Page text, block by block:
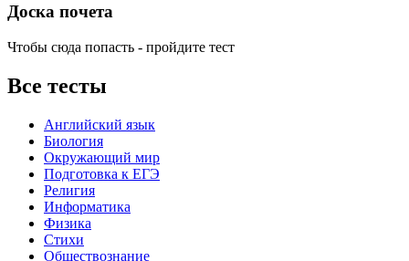
Доска почета
Чтобы сюда попасть - пройдите тест
Все тесты
Английский язык
Биология
Окружающий мир
Подготовка к ЕГЭ
Религия
Информатика
Физика
Стихи
Обществознание